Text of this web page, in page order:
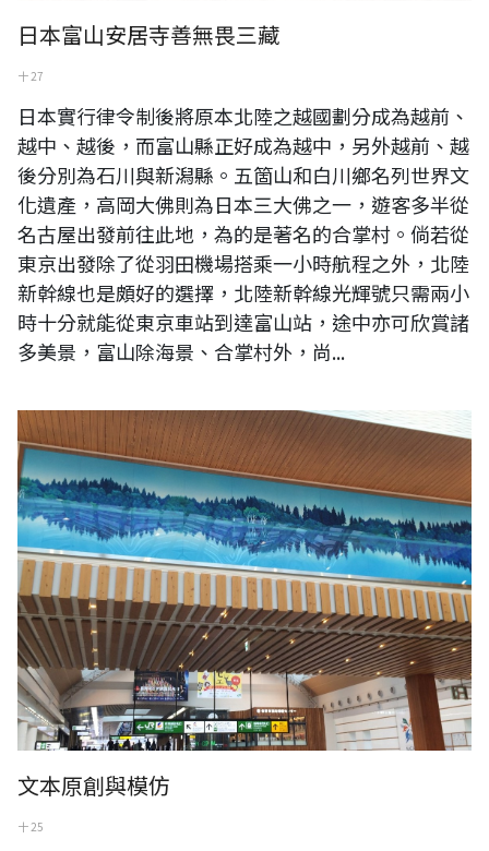
日本富山安居寺善無畏三藏
十 27
日本實行律令制後將原本北陸之越國劃分成為越前、
越中、越後，而富山縣正好成為越中，另外越前、越
後分別為石川與新潟縣。五箇山和白川鄉名列世界文
化遺產，高岡大佛則為日本三大佛之一，遊客多半從
名古屋出發前往此地，為的是著名的合掌村。倘若從
東京出發除了從羽田機場搭乘一小時航程之外，北陸
新幹線也是頗好的選擇，北陸新幹線光輝號只需兩小
時十分就能從東京車站到達富山站，途中亦可欣賞諸
多美景，富山除海景、合掌村外，尚...
日本長野新幹線出口處，東山魁夷畫伯作品
文本原創與模仿
十 25